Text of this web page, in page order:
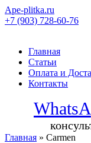
Ape-plitka.ru
+7 (903) 728-60-76
Главная
Статьи
Оплата и
Контакты
Главная » Carmen